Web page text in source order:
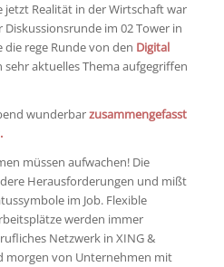
jetzt Realität in der Wirtschaft war
im 02 Tower in
rege Runde von den Digital
sehr aktuelles Thema aufgegriffen
wunderbarzusammengefasst
müssen aufwachen! Die
Herausforderungen und mißt
im Job. Flexible
werden immer
Netzwerk in XING &
morgen von Unternehmen mit